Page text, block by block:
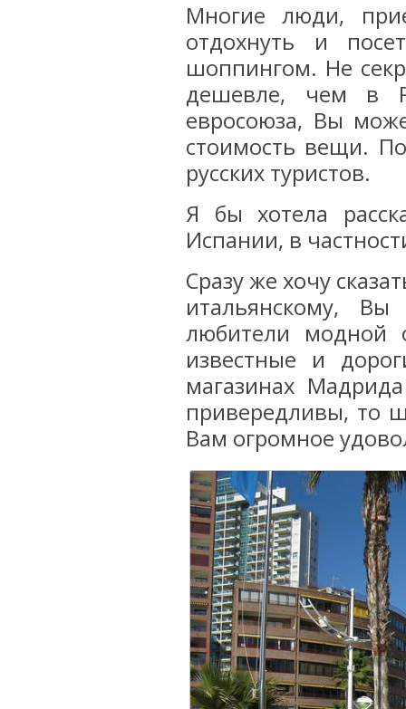
Многие люди,
отдохнуть и
шоппингом. Не
дешевле, чем в
евросоюза, Вы
стоимость вещи.
русских туристов.
Я бы хотела
Испании, в
Сразу же хочу
итальянскому,
любители модной
известные и
магазинах
привередливы, то
Вам огромное